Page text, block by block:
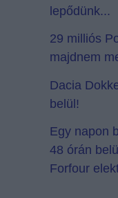
lepődünk...
29 milliós
majdnem
Dacia
belül!
Egy napon
48 órán
Forfour